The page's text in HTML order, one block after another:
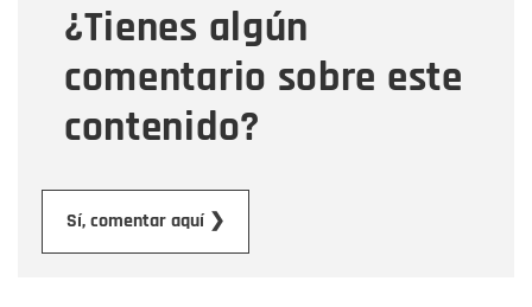
¿Tienes algún
comentario sobre este
contenido?
Sí, comentar aquí ❯
Mensaje